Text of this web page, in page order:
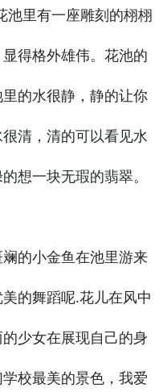
池里有一座雕刻的栩栩
得格外雄伟。花池的
的水很静，静的让你
清，清的可以看见水
想一块无瑕的翡翠。
的小金鱼在池里游来
的舞蹈呢.花儿在风中
少女在展现自己的身
校最美的景色，我爱